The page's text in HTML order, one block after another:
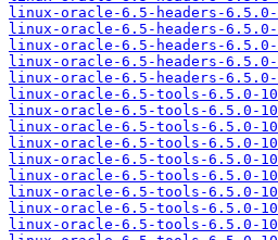
linux-oracle-6.5-headers-
linux-oracle-6.5-headers-
linux-oracle-6.5-headers-
linux-oracle-6.5-headers-
linux-oracle-6.5-headers-
linux-oracle-6.5-tools-6.5.0-
linux-oracle-6.5-tools-6.5.0-
linux-oracle-6.5-tools-6.5.0-
linux-oracle-6.5-tools-6.5.0-
linux-oracle-6.5-tools-6.5.0-
linux-oracle-6.5-tools-6.5.0-
linux-oracle-6.5-tools-6.5.0-
linux-oracle-6.5-tools-6.5.0-
linux-oracle-6.5-tools-6.5.0-